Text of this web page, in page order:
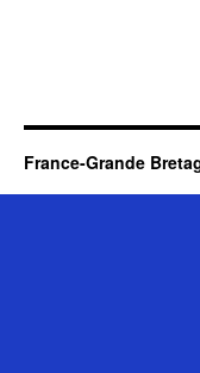
France-Grande